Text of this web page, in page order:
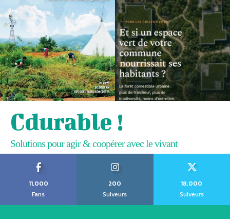
Cdurable !
Solutions pour agir & coopérer avec le vivant
11,000
Fans
200
Suiveurs
18,000
Suiveurs